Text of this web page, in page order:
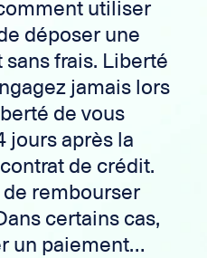
utiliser
déposer une
frais. Liberté
jamais lors
de vous
jours après la
de crédit.
rembourser
certains cas,
un paiement…